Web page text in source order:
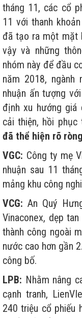
tháng 11, các cổ
11 với thanh
đã tạo ra một mặt
vậy và những
nhóm này để đầu
năm 2018,
nhuận ấn tượng
định xu hướng giá
cải thiện, hồi phục
đã thể hiện rõ
VGC: Công ty mẹ
nhuận sau 11
mảng khu công
VCG:An Quý
Vinaconex, dẹp
thành công ngoài
nước cao hơn gần
công bố.
LPB: Nhằm nâng
cạnh tranh,
240 triệu cổ phiếu